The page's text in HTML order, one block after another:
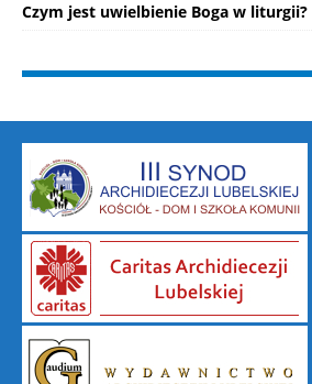
Czym jest uwielbienie Boga w liturgii?